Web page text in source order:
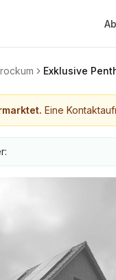
Exklusive
Eine